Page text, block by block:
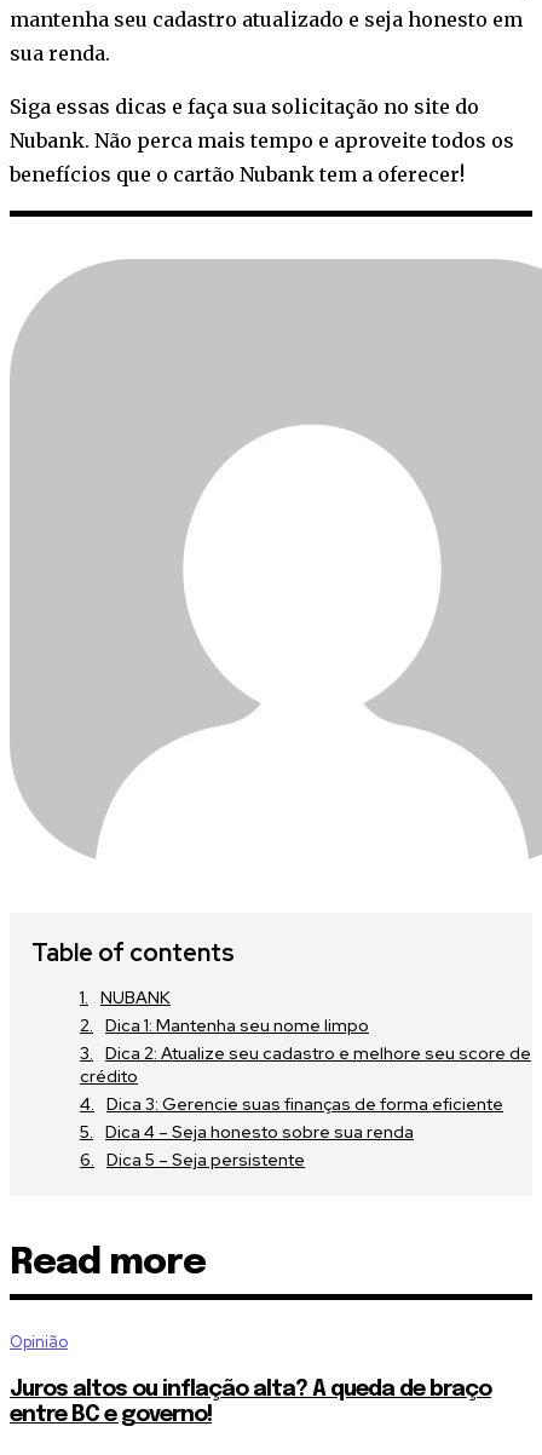
mantenha seu cadastro atualizado e seja honesto em
sua renda.
Siga essas dicas e faça sua solicitação no site do
Nubank. Não perca mais tempo e aproveite todos os
benefícios que o cartão Nubank tem a oferecer!
Table of contents
NUBANK
Dica 1: Mantenha seu nome limpo
Dica 2: Atualize seu cadastro e melhore seu score de
crédito
Dica 3: Gerencie suas finanças de forma eficiente
Dica 4 – Seja honesto sobre sua renda
Dica 5 – Seja persistente
Read more
Opinião
Juros altos ou inflação alta? A queda de braço
entre BC e governo!